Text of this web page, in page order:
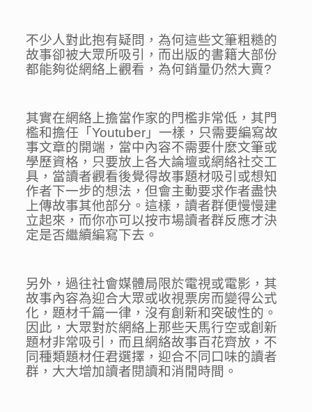
不少人對此抱有疑問，為何這些文筆粗糙的
故事卻被大眾所吸引，而出版的書籍大部份
都能夠從網絡上觀看，為何銷量仍然大賣?
其實在網絡上擔當作家的門檻非常低，其門
檻和擔任「Youtuber」一樣，只需要編寫故
事文章的開端，當中內容不需要什麼文筆或
學歷資格，只要放上各大論壇或網絡社交工
具，當讀者觀看後覺得故事題材吸引或想知
作者下一步的想法，但會主動要求作者盡快
上傳故事其他部分。這樣，讀者群便慢慢建
立起來，而你亦可以按市場讀者群反應才決
定是否繼續編寫下去。
另外，過往社會媒體局限於電視或電影，其
故事內容為迎合大眾或收視票房而變得公式
化，題材千篇一律，沒有創新和突破性的。
因此，大眾對於網絡上那些天馬行空或創新
題材非常吸引，而且網絡故事百花齊放，不
同種類題材任君選擇，迎合不同口味的讀者
群，大大增加讀者閱讀和消閒時間。